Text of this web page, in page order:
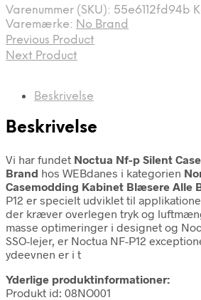
Varenummer (SKU): 55e6112fd94b
Varemærke: No Brand
Previous Product
Next Product
Beskrivelse
Beskrivelse
Vi har fundet Noctua Nf-p Silent
Brand hos WEBdanes i kategorien
Casemodding Kabinet Blæsere Alle
P12 er specielt udviklet til
der kræver overlegen tryk og
masse optimeringer i designet og
SSO-lejer, er Noctua NF-P12
ydeevnen er i t
Yderlige produktinformationer:
Produkt id: 08NO001